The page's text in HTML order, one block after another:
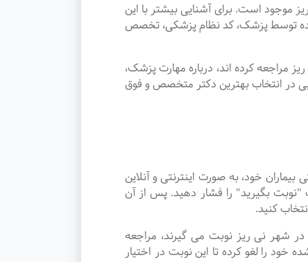
است. برای آشنایی بیشتر با این
شده توسط پزشک، کد نظام پزشکی، تخصص
مراجعه کرده اند، درباره مهارت پزشک،
در انتخاب بهترین دکتر متخصص و فوق
خود، به صورت اینترنتی و آنلاین
بگیرید" را فشار دهید. پس از آن
کنید.
در شهر نی ریز نوبت می گیرند، مراجعه
خود را لغو کرده تا این نوبت در اختیار